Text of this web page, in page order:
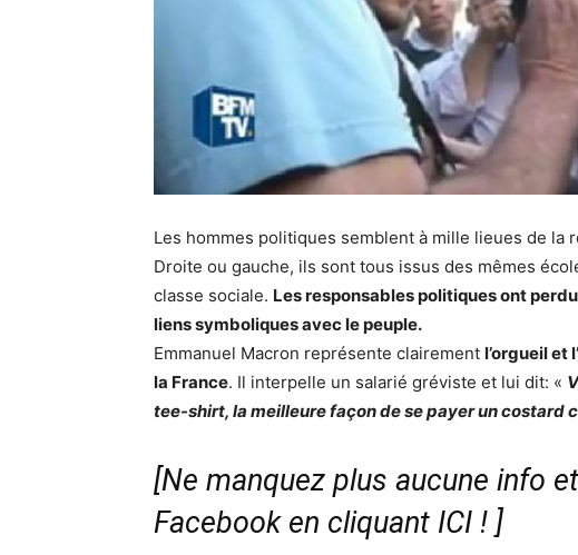
Les hommes politiques semblent à mille lieues de la
Droite ou gauche, ils sont tous issus des mêmes
classe sociale. Les responsables politiques ont
liens symboliques avec le peuple.
Emmanuel Macron représente clairement l’orgueil et
la France. Il interpelle un salarié gréviste et lui dit: «
tee-shirt, la meilleure façon de se payer un costard
[Ne manquez plus aucune info
Facebook en cliquant ICI ! ]